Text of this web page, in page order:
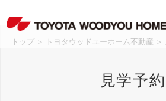
トップ ＞ トヨタウッドユーホーム不動産 ＞
見学予約